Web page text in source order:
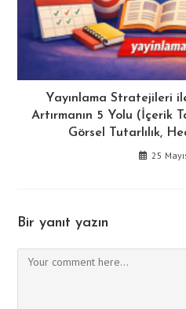
Yayınlama Stratejileri
Artırmanın 5 Yolu (İçerik
Görsel Tutarlılık,
25
Bir yanıt yazın
Comment